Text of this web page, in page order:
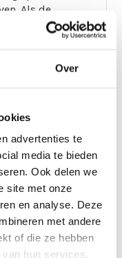
Over
advertenties te
media te bieden
Ook delen we
site met onze
en analyse. Deze
met andere
of die ze hebben
hun services.
Als de
stabiliteit
gebruiken.
sommige
is
voor
dweil
je niet te veel